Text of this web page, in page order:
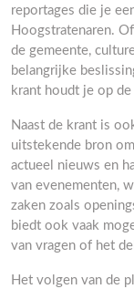
reportages die je
Hoogstratenaren.
de gemeente,
belangrijke
krant houdt je op
Naast de krant is
uitstekende bron
actueel nieuws en
van evenementen,
zaken zoals
biedt ook vaak
van vragen of het
Het volgen van de